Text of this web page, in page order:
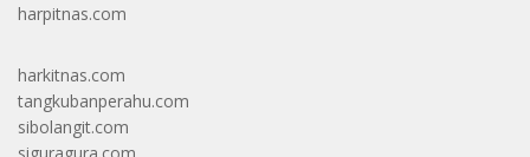
harpitnas.com
harkitnas.com
tangkubanperahu.com
sibolangit.com
siguragura.com